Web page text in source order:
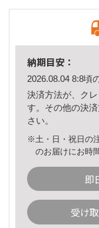
納期目安：
2026.08.04 8:8頃
決済方法が、ク
す。その他の決
さい。
※土・日・祝日の
のお届けにお時
即
受け